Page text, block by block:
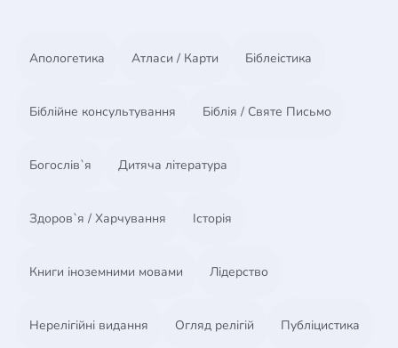
- коричнєва,
- чорна з терновим вінцем.
Апологетика Атласи / Карти Біблеістика
Біблійне консультування Біблія / Святе Письмо
Богослів`я Дитяча література
Здоров`я / Харчування Історія
Книги іноземними мовами Лідерство
Нерелігійні видання Огляд релігій Публіцистика